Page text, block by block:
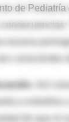
de
escena
conscientes
a